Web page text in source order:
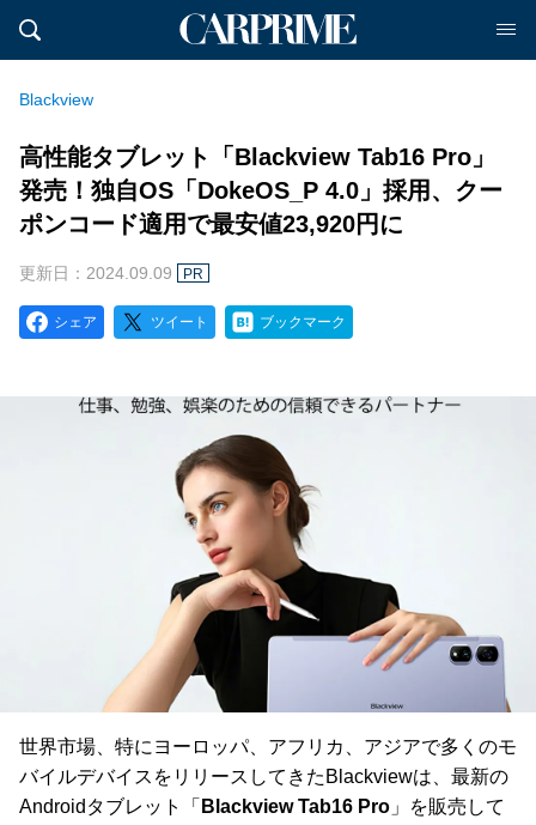
Blackview
高性能タブレット「Blackview Tab16 Pro」
発売！独自OS「DokeOS_P 4.0」採用、クー
ポンコード適用で最安値23,920円に
更新日：2024.09.09 PR
シェア ツイート ブックマーク
世界市場、特にヨーロッパ、アフリカ、アジアで多くのモ
バイルデバイスをリリースしてきたBlackviewは、最新の
Androidタブレット「 Blackview Tab16 Pro 」を販売して